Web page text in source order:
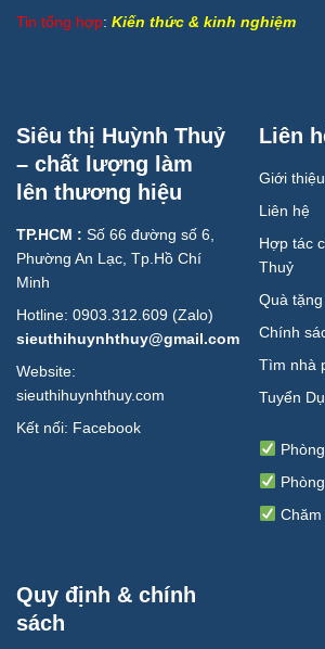
Tin tổng hợp: Kiến thức & kinh nghiệm
Siêu thị Huỳnh Thuỷ
– chất lượng làm
lên thương hiệu
TP.HCM : Số 66 đường số 6,
Phường An Lạc, Tp.Hồ Chí
Minh
Hotline: 0903.312.609 (Zalo)
sieuthihuynhthuy@gmail.com
Website:
sieuthihuynhthuy.com
Kết nối: Facebook
Liên
Giới
Liên hệ
Hợp tác
Thuỷ
Quà
Chính
Tìm nhà
Tuyển
Chăm
Quy định & chính
sách